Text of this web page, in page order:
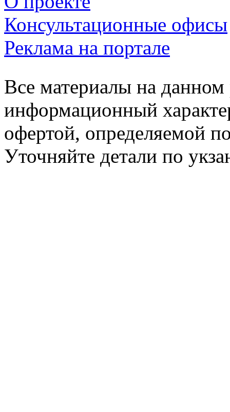
Консультационные офисы
Реклама на портале
Все материалы на данном
информационный
офертой, определяемой
Уточняйте детали по